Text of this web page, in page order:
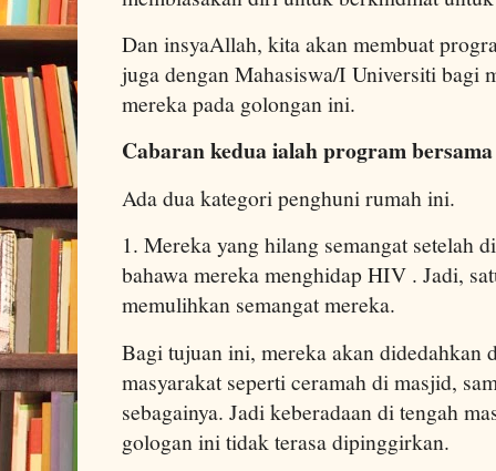
Dan insyaAllah, kita akan membuat
juga dengan Mahasiswa/I Universiti bagi
mereka pada golongan ini.
Cabaran kedua ialah program
Ada dua kategori penghuni rumah ini.
1. Mereka yang hilang semangat setelah
bahawa mereka menghidap HIV . Jadi,
memulihkan semangat mereka.
Bagi tujuan ini, mereka akan didedahkan
masyarakat seperti ceramah di masjid,
sebagainya. Jadi keberadaan di tengah
gologan ini tidak terasa dipinggirkan.